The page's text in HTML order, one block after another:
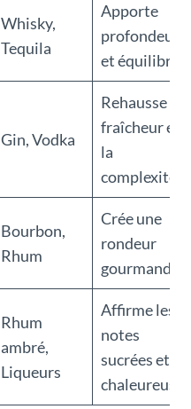
Whisky,
Tequila
Apporte
profondeur
et équilibre
Gin, Vodka
Rehausse la
fraîcheur et
la
complexité
Bourbon,
Rhum
Crée une
rondeur
gourmande
Rhum
ambré,
Liqueurs
Affirme les
notes
sucrées et
chaleureuses